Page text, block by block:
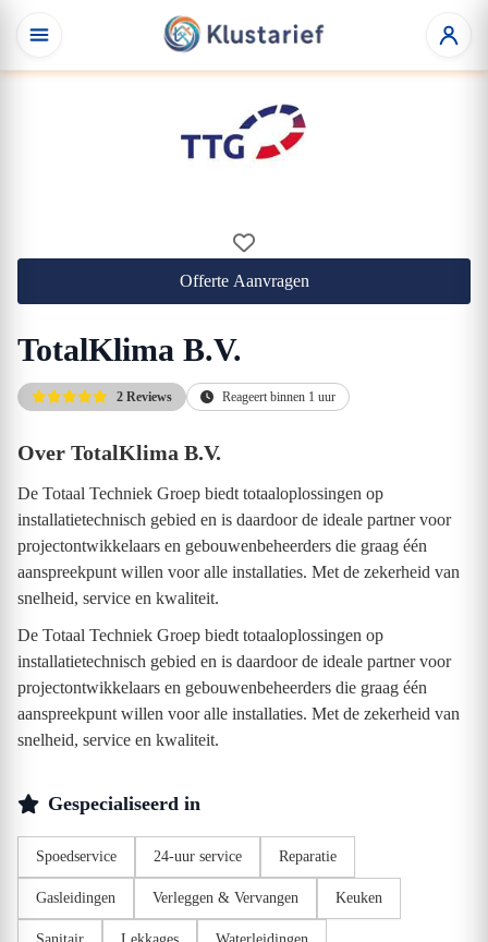
Offerte Aanvragen
TotalKlima B.V.
2 Reviews Reageert binnen 1 uur
Over TotalKlima B.V.
De Totaal Techniek Groep biedt totaaloplossingen op
installatietechnisch gebied en is daardoor de ideale partner voor
projectontwikkelaars en gebouwenbeheerders die graag één
aanspreekpunt willen voor alle installaties. Met de zekerheid van
snelheid, service en kwaliteit.
De Totaal Techniek Groep biedt totaaloplossingen op
installatietechnisch gebied en is daardoor de ideale partner voor
projectontwikkelaars en gebouwenbeheerders die graag één
aanspreekpunt willen voor alle installaties. Met de zekerheid van
snelheid, service en kwaliteit.
Gespecialiseerd in
Spoedservice 24-uur service Reparatie
Gasleidingen Verleggen & Vervangen Keuken